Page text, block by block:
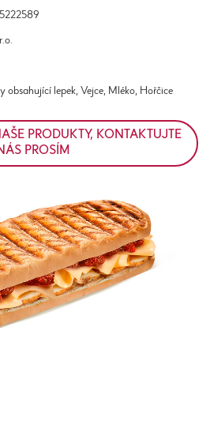
obsahující lepek, Vejce, Mléko, Hořčice
PRODUKTY, KONTAKTUJTE
PROSÍM